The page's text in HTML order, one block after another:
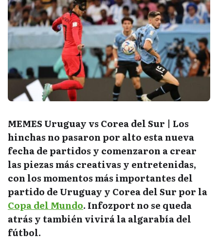
MEMES Uruguay vs Corea del Sur | Los
hinchas no pasaron por alto esta nueva
fecha de partidos y comenzaron a crear
las piezas más creativas y entretenidas,
con los momentos más importantes del
partido de Uruguay y Corea del Sur por la
Copa del Mundo. Infozport no se queda
atrás y también vivirá la algarabía del
fútbol.